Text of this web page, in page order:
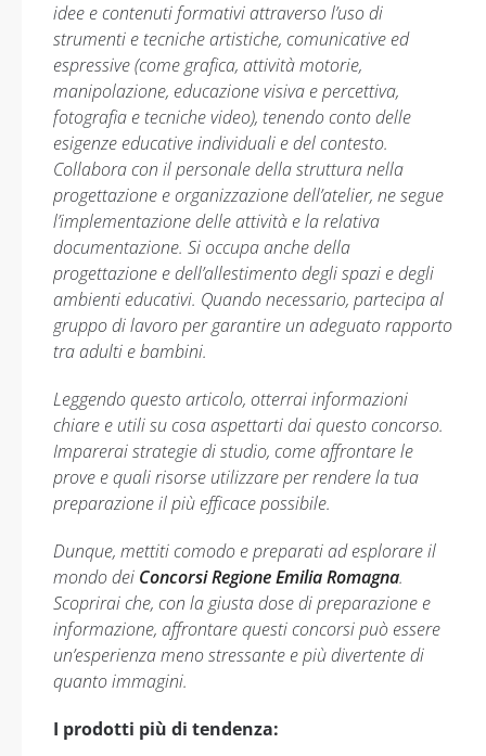
idee e contenuti formativi attraverso l’uso di
strumenti e tecniche artistiche, comunicative ed
espressive (come grafica, attività motorie,
manipolazione, educazione visiva e percettiva,
fotografia e tecniche video), tenendo conto delle
esigenze educative individuali e del contesto.
Collabora con il personale della struttura nella
progettazione e organizzazione dell’atelier, ne segue
l’implementazione delle attività e la relativa
documentazione. Si occupa anche della
progettazione e dell’allestimento degli spazi e degli
ambienti educativi. Quando necessario, partecipa al
gruppo di lavoro per garantire un adeguato rapporto
tra adulti e bambini.
Leggendo questo articolo, otterrai informazioni
chiare e utili su cosa aspettarti dai questo concorso.
Imparerai strategie di studio, come affrontare le
prove e quali risorse utilizzare per rendere la tua
preparazione il più efficace possibile.
Dunque, mettiti comodo e preparati ad esplorare il
mondo dei Concorsi Regione Emilia Romagna.
Scoprirai che, con la giusta dose di preparazione e
informazione, affrontare questi concorsi può essere
un’esperienza meno stressante e più divertente di
quanto immagini.
I prodotti più di tendenza: